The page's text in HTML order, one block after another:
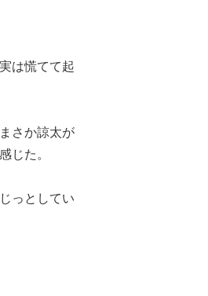
は慌てて起
さか諒太が
じた。
っとしてい